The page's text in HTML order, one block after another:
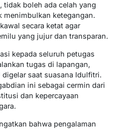
tidak boleh ada celah yang
menimbulkan ketegangan.
secara ketat agar
yang jujur dan transparan.
kepada seluruh petugas
tugas di lapangan,
digelar saat suasana Idulfitri.
ini sebagai cermin dari
dan kepercayaan
bahwa pengalaman